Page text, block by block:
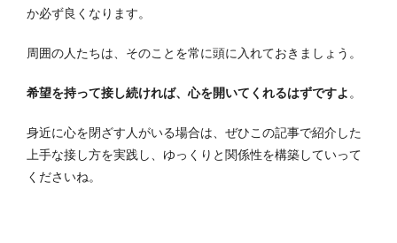
か必ず良くなります。
周囲の人たちは、そのことを常に頭に入れておきましょう。
希望を持って接し続ければ、心を開いてくれるはずですよ。
身近に心を閉ざす人がいる場合は、ぜひこの記事で紹介した
上手な接し方を実践し、ゆっくりと関係性を構築していって
くださいね。